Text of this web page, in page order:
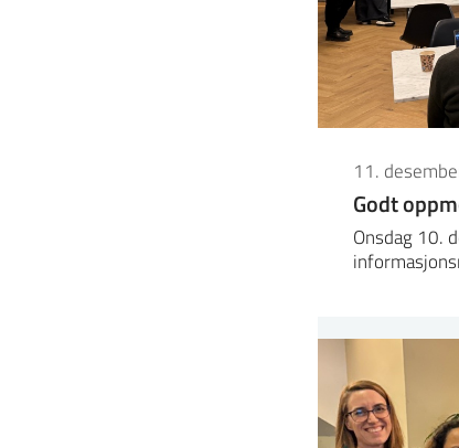
11.
Godt
Onsdag 10.